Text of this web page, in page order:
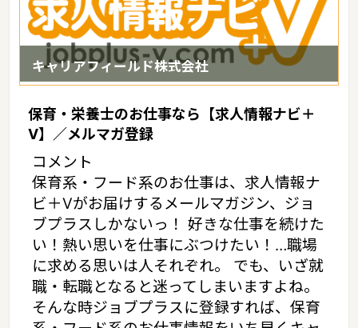
キャリアフィールド株式会社
保育・栄養士のお仕事なら【求人情報ナビ＋
V】／メルマガ登録
コメント
保育系・フード系のお仕事は、求人情報ナ
ビ＋Vがお届けするメールマガジン、ジョ
ブプラスしかないっ！ 好きな仕事を続けた
い！熱い思いを仕事にぶつけたい！…職場
に求める思いは人それぞれ。 でも、いざ就
職・転職となると迷ってしまいますよね。
そんな時ジョブプラスに登録すれば、保育